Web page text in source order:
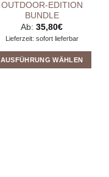
OUTDOOR-EDITION
BUNDLE
Ab: 35,80€
Lieferzeit: sofort lieferbar
AUSFÜHRUNG WÄHLEN